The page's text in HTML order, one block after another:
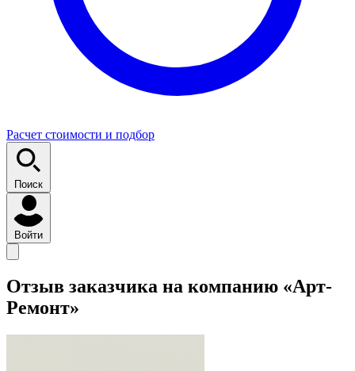
Расчет стоимости и подбор
Поиск
Войти
Отзыв заказчика на компанию «Арт-
Ремонт»